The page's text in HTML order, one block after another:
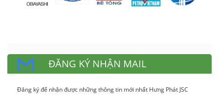
ĐĂNG KÝ NHẬN MAIL
Đăng ký để nhận được những thông tin mới nhất Hưng Phát JSC